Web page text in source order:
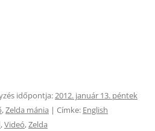
időpontja:2012. január 13. péntek
,Zelda mánia | Címke: English
,Videó,Zelda